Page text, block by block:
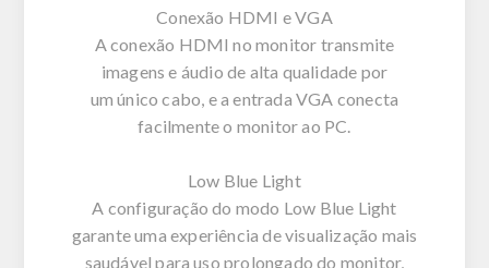
Conexão HDMI e VGA
A conexão HDMI no monitor transmite
imagens e áudio de alta qualidade por
um único cabo, e a entrada VGA conecta
facilmente o monitor ao PC.
Low Blue Light
A configuração do modo Low Blue Light
garante uma experiência de visualização mais
saudável para uso prolongado do monitor,